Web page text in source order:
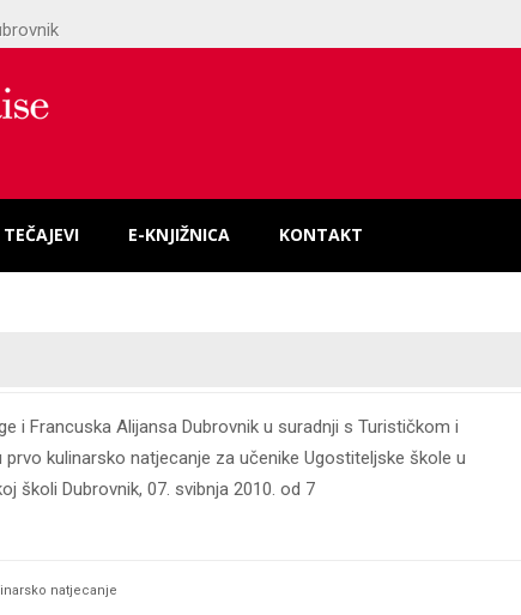
TEČAJEVI E-KNJIŽNICA KONTAKT
i Francuska Alijansa Dubrovnik u suradnji s Turističkom i
kulinarsko natjecanje za učenike Ugostiteljske škole u
školi Dubrovnik, 07. svibnja 2010. od 7
natjecanje